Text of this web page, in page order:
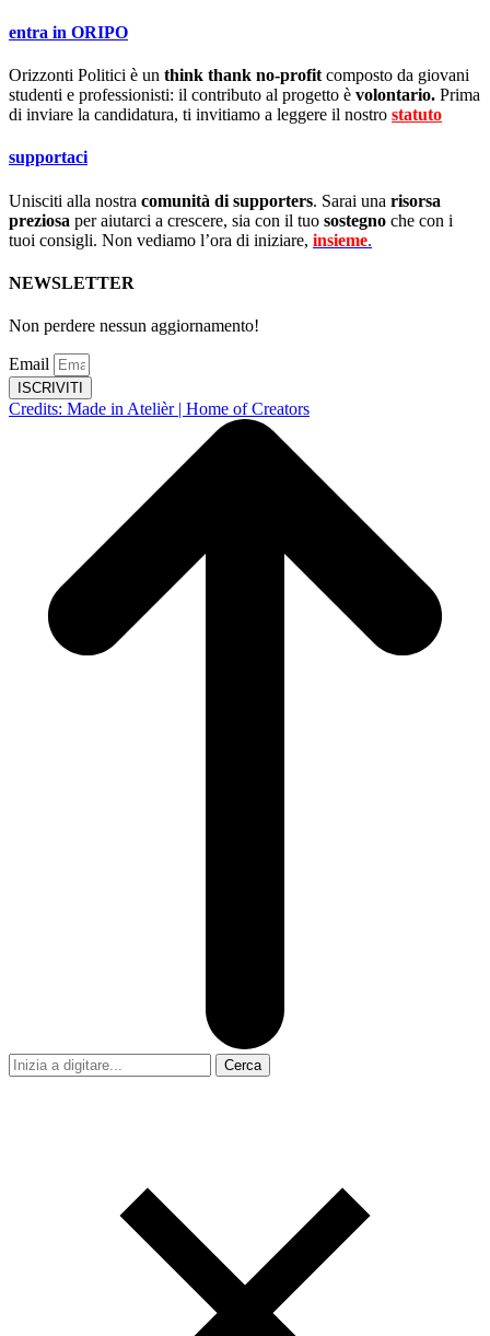
entra in ORIPO
Orizzonti Politici è un think thank no-profit composto da giovani
studenti e professionisti: il contributo al progetto è volontario. Prima
di inviare la candidatura, ti invitiamo a leggere il nostro statuto
supportaci
Unisciti alla nostra comunità di supporters. Sarai una risorsa
preziosa per aiutarci a crescere, sia con il tuo sostegno che con i
tuoi consigli. Non vediamo l’ora di iniziare, insieme.
NEWSLETTER
Non perdere nessun aggiornamento!
Email
ISCRIVITI
Credits: Made in Atelièr | Home of Creators
Cerca